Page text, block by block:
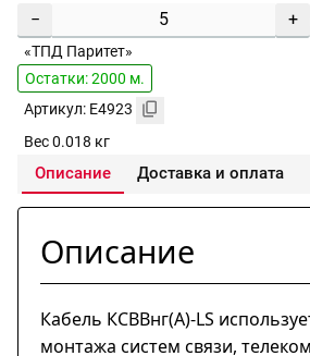
− +
«ТПД Паритет»
Остатки: 2000 м.
Артикул: E4923
Вес 0.018 кг
Описание Доставка и оплата
Описание
Кабель КСВВнг(А)-LS
монтажа систем связи,